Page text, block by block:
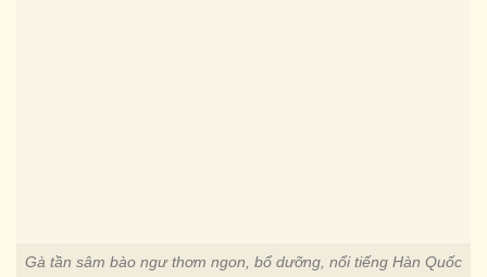
Gà tần sâm bào ngư thơm ngon, bổ dưỡng, nổi tiếng Hàn Quốc